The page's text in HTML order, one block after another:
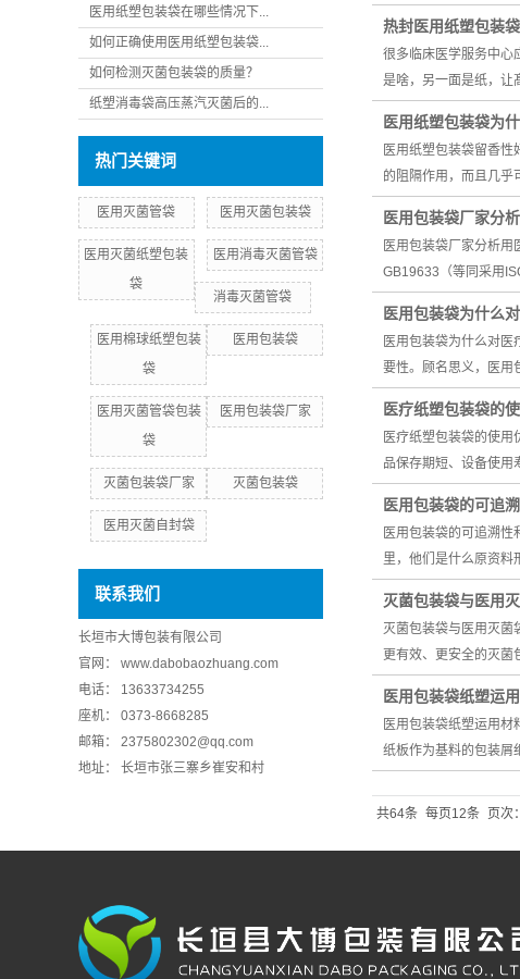
医用纸塑包装袋在哪些情况下...
如何正确使用医用纸塑包装袋...
如何检测灭菌包装袋的质量？
纸塑消毒袋高压蒸汽灭菌后的...
热门关键词
医用灭菌管袋 医用灭菌包装袋
医用灭菌纸塑包装
袋
医用消毒灭菌管袋
消毒灭菌管袋
医用棉球纸塑包装
袋
医用包装袋
医用灭菌管袋包装
袋
医用包装袋厂家
灭菌包装袋厂家 灭菌包装袋
医用灭菌自封袋
联系我们
长垣市大博包装有限公司
官网： www.dabobaozhuang.com
电话： 13633734255
座机： 0373-8668285
邮箱： 2375802302@qq.com
地址： 长垣市张三寨乡崔安和村
热封医用纸塑包装
很多临床医学服务中心
是啥，另一面是纸，让
医用纸塑包装袋为
医用纸塑包装袋留香
的阻隔作用，而且几乎
医用包装袋厂家分
医用包装袋厂家分析用
GB19633（等同采用
医用包装袋为什么
医用包装袋为什么对
要性。顾名思义，医用
医疗纸塑包装袋的
医疗纸塑包装袋的使
品保存期短、设备使用
医用包装袋的可追
医用包装袋的可追溯
里，他们是什么原资料
灭菌包装袋与医用
灭菌包装袋与医用灭菌
更有效、更安全的灭菌
医用包装袋纸塑运
医用包装袋纸塑运用
纸板作为基料的包装屑
共64条 每页12条 页次